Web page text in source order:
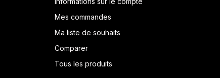
Mes commandes
Ma liste de souhaits
Comparer
Tous les produits